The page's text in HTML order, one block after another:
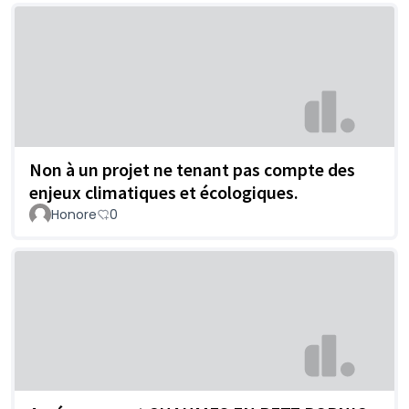
Non à un projet ne tenant pas compte des
enjeux climatiques et écologiques.
Honore 0